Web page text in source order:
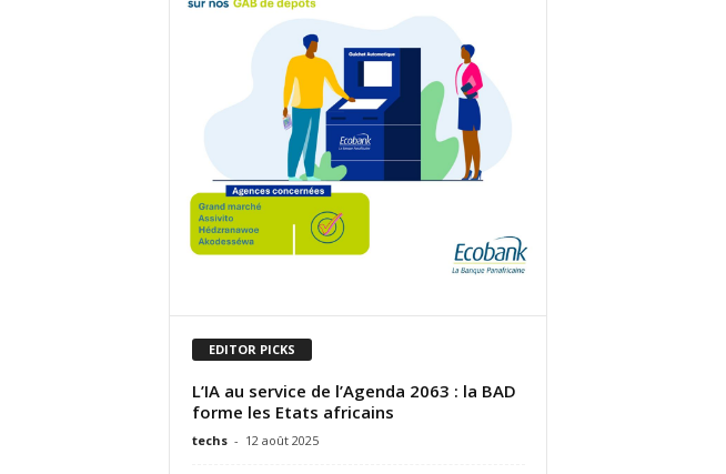
EDITOR PICKS
L’IA au service de l’Agenda 2063 : la BAD
forme les Etats africains
techs - 12 août 2025